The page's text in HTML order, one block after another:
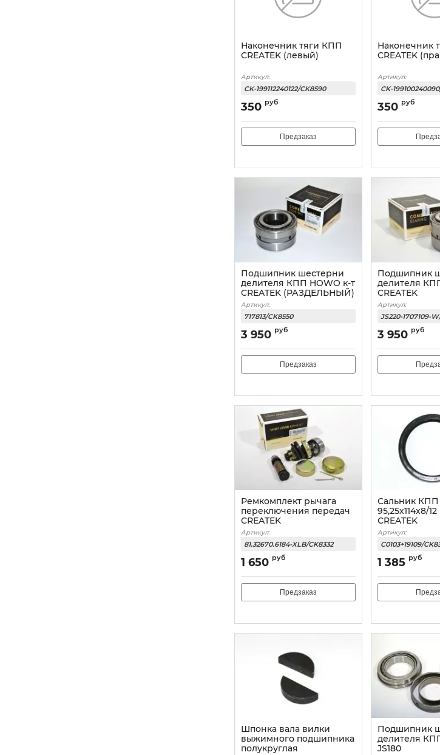
Наконечник тяги КПП
CREATEK (левый)
Артикул:
CK-199112240122/CK8590
350 руб
Предзаказ
Наконечник
CREATEK
Артикул:
CK-
350 руб
Подшипник шестерни
делителя КПП HOWO к-т
CREATEK (РАЗДЕЛЬНЫЙ)
Артикул:
717813/CK8550
3 950 руб
Предзаказ
Подшипник
делителя
CREATEK
Артикул:
JS220-1707109-
3 950 руб
Ремкомплект рычага
переключения передач
CREATEK
Артикул:
81.32670.6184-XLB/CK8332
1 650 руб
Предзаказ
Сальник КПП
95,25х114х8/12
CREATEK
Артикул:
C0103+19109/
1 385 руб
Шпонка вала вилки
выжимного подшипника
полукруглая
Подшипник
делителя
JS180